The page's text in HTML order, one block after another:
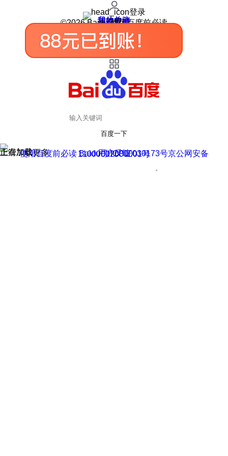
登录
我的关注
我的收藏
皮肤中心
用户反馈
设置
©2026 Baidu 使用百度前必读
百度一下
正在加载
上滑加载更多 用户反馈
使用百度前必读 Baidu 京ICP证030173号
京公网安备11000002000001号